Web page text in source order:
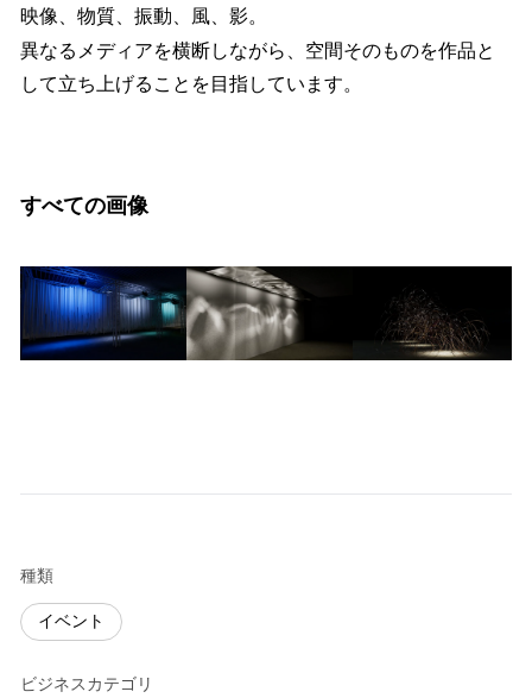
映像、物質、振動、風、影。
異なるメディアを横断しながら、空間そのものを作品と
して立ち上げることを目指しています。
すべての画像
種類
イベント
ビジネスカテゴリ